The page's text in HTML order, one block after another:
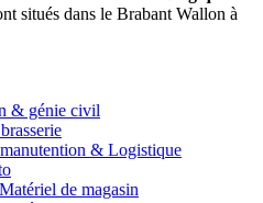
situés dans le Brabant Wallon à
& génie civil
& Logistique
de magasin